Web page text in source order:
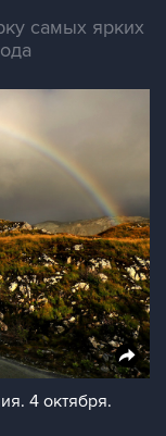
самых ярких
4 октября.